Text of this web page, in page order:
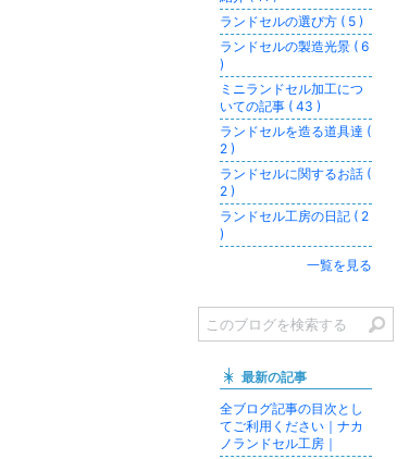
ランドセルの選び方 ( 5 )
ランドセルの製造光景 ( 6
)
ミニランドセル加工につ
いての記事 ( 43 )
ランドセルを造る道具達 (
2 )
ランドセルに関するお話 (
2 )
ランドセル工房の日記 ( 2
)
一覧を見る
最新の記事
全ブログ記事の目次とし
てご利用ください｜ナカ
ノランドセル工房｜